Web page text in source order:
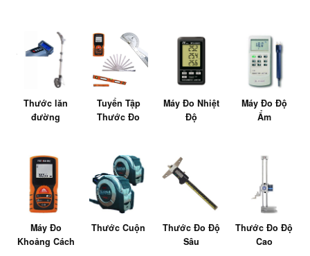
Thước lăn
đường
Tuyển Tập
Thước Đo
Máy Đo Nhiệt
Độ
Máy Đo Độ
Ẩm
Máy Đo
Khoảng Cách
Thước Cuộn
Thước Đo Độ
Sâu
Thước Đo Độ
Cao